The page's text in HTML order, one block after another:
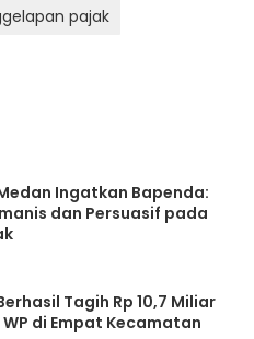
pajak
Ingatkan Bapenda:
dan Persuasif pada
Tagih Rp 10,7 Miliar
di Empat Kecamatan